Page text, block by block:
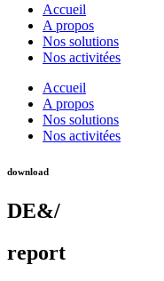
Accueil
A propos
Nos solutions
Nos activitées
Accueil
A propos
Nos solutions
Nos activitées
download
DE&/
report